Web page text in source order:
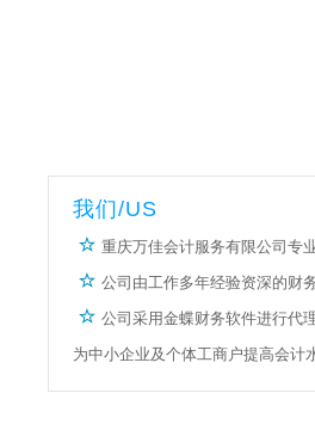
我们/US
重庆万佳会计服务有限公司专
公司由工作多年经验资深的财
公司采用金蝶财务软件进行代
为中小企业及个体工商户提高会计